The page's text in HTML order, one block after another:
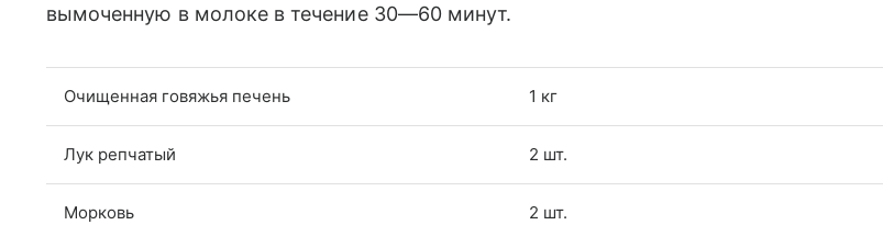
вымоченную в молоке в течение 30—60 минут.
Очищенная говяжья печень 1 кг
Лук репчатый 2 шт.
Морковь 2 шт.